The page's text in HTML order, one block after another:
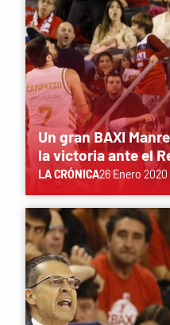
Un gran BAXI
la victoria ante el
LA CRÓNICA26 Enero 2020